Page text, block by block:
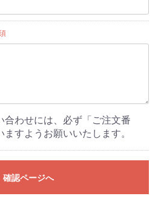
合わせには、必ず「ご注文番
すようお願いいたします。
確認ページへ